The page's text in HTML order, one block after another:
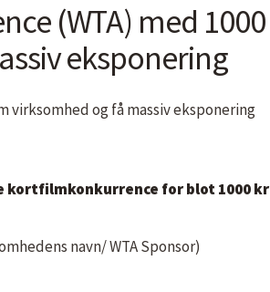
(WTA) med 1000
eksponering
virksomhed og få massiv eksponering
kortfilmkonkurrence for blot 1000 kr
navn/ WTA Sponsor)